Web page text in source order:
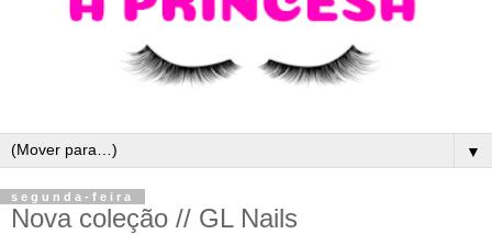
▼
segunda-feira
Nova coleção // GL Nails